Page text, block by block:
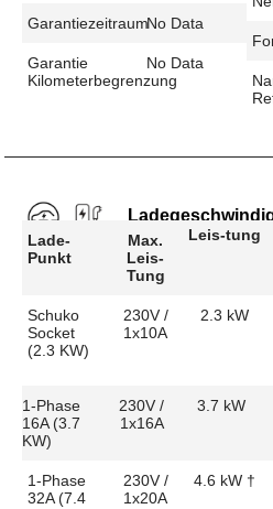
GarantiezeitraumNo Data
Garantie
Kilometerbegrenzung
No Data
Lade-
Punkt
Max.
Leis-
Tung
Leis-tung
Schuko
Socket
(2.3 KW)
230V /
1x10A
2.3 kW
1-Phase
16A (3.7
KW)
230V /
1x16A
3.7 kW
1-Phase
32A (7.4
230V /
1x20A
4.6 kW †